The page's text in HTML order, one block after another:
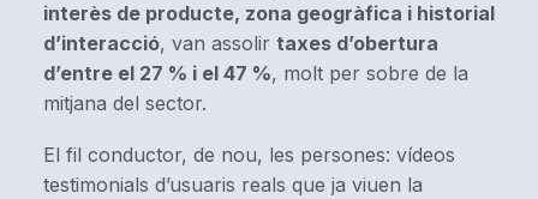
interès de producte, zona geogràfica i historial
d’interacció, van assolir taxes d’obertura
d’entre el 27 % i el 47 %, molt per sobre de la
mitjana del sector.
El fil conductor, de nou, les persones: vídeos
testimonials d’usuaris reals que ja viuen la